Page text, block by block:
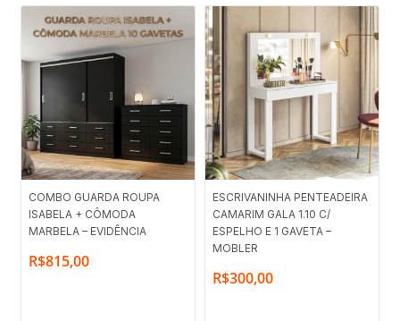
COMBO GUARDA ROUPA
ISABELA + CÔMODA
MARBELA – EVIDÊNCIA
R$815,00
ESCRIVANINHA PENTEADEIRA
CAMARIM GALA 1.10 C/
ESPELHO E 1 GAVETA –
MOBLER
R$300,00